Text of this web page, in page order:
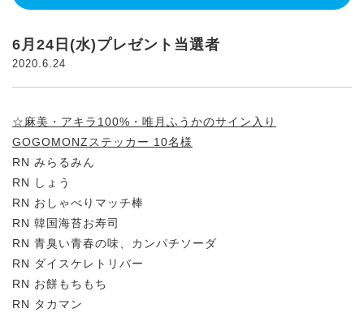
6月24日(水)プレゼント当選者
2020.6.24
☆麻美・アキラ100%・唯月ふうかのサイン入り
GOGOMONZステッカー 10名様
RN みらるみん
RN しょう
RN おしゃべりマッチ棒
RN 韓国海苔お寿司
RN 青臭い青春の味、カンパチソーダ
RN ダイスケレトリバー
RN お餅もちもち
RN タカマン